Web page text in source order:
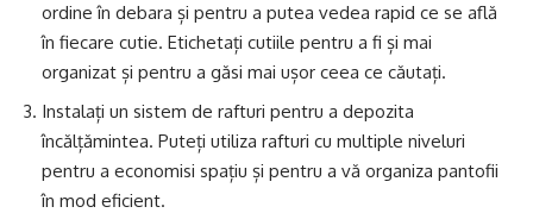
ordine în debara și pentru a putea vedea rapid ce se află
în fiecare cutie. Etichetați cutiile pentru a fi și mai
organizat și pentru a găsi mai ușor ceea ce căutați.
Instalați un sistem de rafturi pentru a depozita
încălțămintea. Puteți utiliza rafturi cu multiple niveluri
pentru a economisi spațiu și pentru a vă organiza pantofii
în mod eficient.